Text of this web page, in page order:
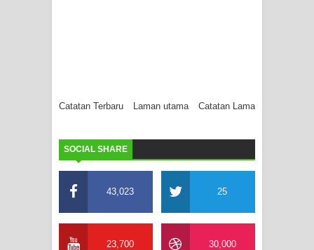
Catatan Terbaru Catatan Lama
Laman utama
SOCIAL SHARE
43,023 25
23,700 30,000